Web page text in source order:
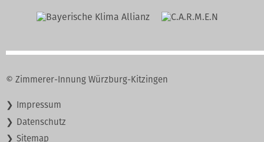
© Zimmerer-Innung Würzburg-Kitzingen
Navigation
überspringen
Impressum
Datenschutz
Sitemap